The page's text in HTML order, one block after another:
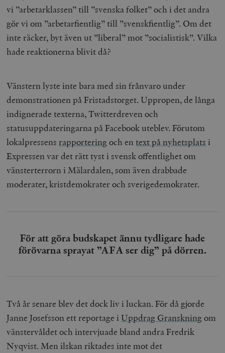
vi ”arbetarklassen” till ”svenska folket” och i det andra
gör vi om ”arbetarfientlig” till ”svenskfientlig”. Om det
inte räcker, byt även ut ”liberal” mot ”socialistisk”. Vilka
hade reaktionerna blivit då?
Vänstern lyste inte bara med sin frånvaro under
demonstrationen på Fristadstorget. Uppropen, de långa
indignerade texterna, Twitterdreven och
statusuppdateringarna på Facebook uteblev. Förutom
lokalpressensrapporteringoch en text på nyhetsplats i
Expressen var det rätt tyst i svensk offentlighet om
vänsterterrorn i Mälardalen, som även drabbade
moderater, kristdemokrater och sverigedemokrater.
För att göra budskapet ännu tydligare hade
förövarna sprayat ”AFA ser dig” på dörren.
Två år senare blev det dock liv i luckan. För då gjorde
Janne Josefsson ett reportage iUppdrag Granskningom
vänstervåldet och intervjuade bland andra Fredrik
Nyqvist. Men ilskan riktades inte mot det